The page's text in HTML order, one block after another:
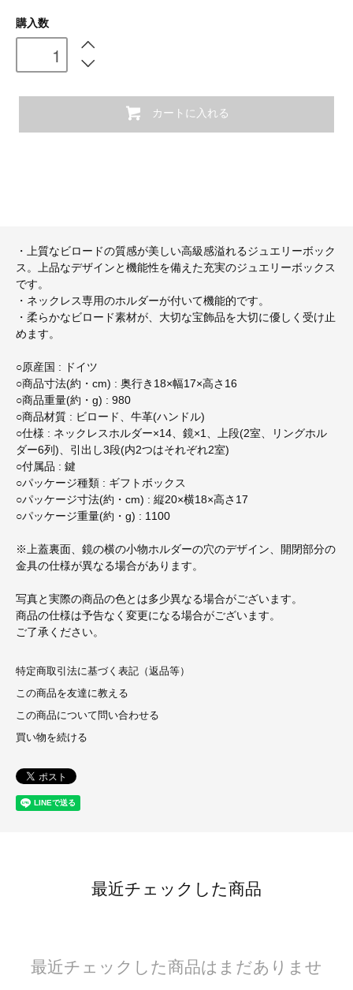
購入数
カートに入れる
・上質なビロードの質感が美しい高級感溢れるジュエリーボック
ス。上品なデザインと機能性を備えた充実のジュエリーボックス
です。
・ネックレス専用のホルダーが付いて機能的です。
・柔らかなビロード素材が、大切な宝飾品を大切に優しく受け止
めます。
○原産国 : ドイツ
○商品寸法(約・cm) : 奥行き18×幅17×高さ16
○商品重量(約・g) : 980
○商品材質 : ビロード、牛革(ハンドル)
○仕様 : ネックレスホルダー×14、鏡×1、上段(2室、リングホル
ダー6列)、引出し3段(内2つはそれぞれ2室)
○付属品 : 鍵
○パッケージ種類 : ギフトボックス
○パッケージ寸法(約・cm) : 縦20×横18×高さ17
○パッケージ重量(約・g) : 1100
※上蓋裏面、鏡の横の小物ホルダーの穴のデザイン、開閉部分の
金具の仕様が異なる場合があります。
写真と実際の商品の色とは多少異なる場合がございます。
商品の仕様は予告なく変更になる場合がございます。
ご了承ください。
特定商取引法に基づく表記（返品等）
この商品を友達に教える
この商品について問い合わせる
買い物を続ける
最近チェックした商品
最近チェックした商品はまだありませ